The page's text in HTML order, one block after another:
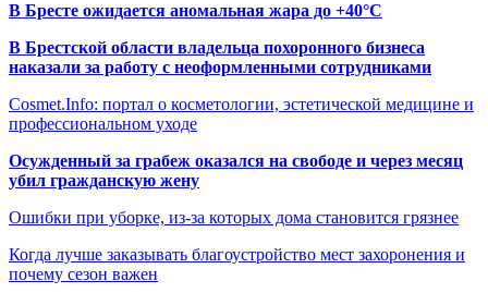
В Бресте ожидается аномальная жара до +40°C
В Брестской области владельца похоронного бизнеса
наказали за работу с неоформленными сотрудниками
Cosmet.Info: портал о косметологии, эстетической медицине и
профессиональном уходе
Осужденный за грабеж оказался на свободе и через месяц
убил гражданскую жену
Ошибки при уборке, из-за которых дома становится грязнее
Когда лучше заказывать благоустройство мест захоронения и
почему сезон важен